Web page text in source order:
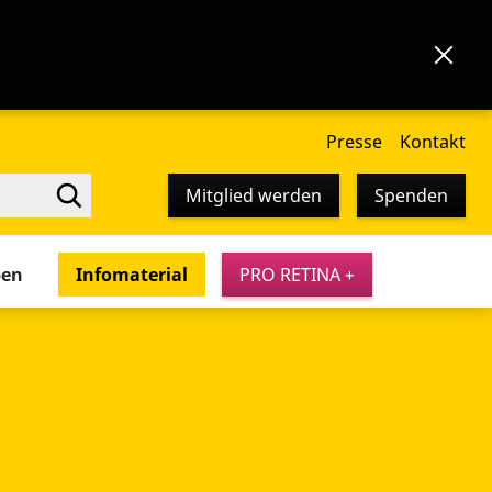
Presse Kontakt
Mitglied werden Spenden
Infomaterial PRO RETINA +